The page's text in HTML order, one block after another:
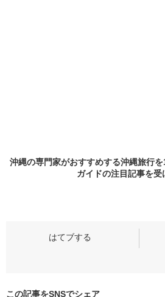
沖縄の専門家がおすすめする沖縄旅行
ガイドの注目記事を受
この記事をSNSでシェア